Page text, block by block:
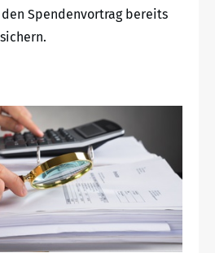
Spendenvortrag bereits